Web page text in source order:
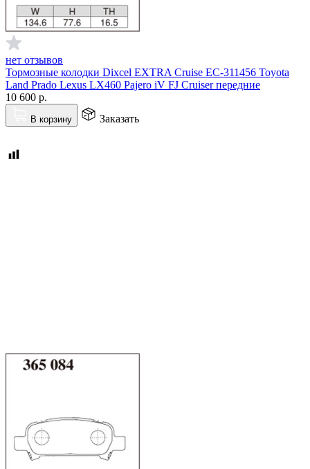
нет отзывов
Тормозные колодки Dixcel EXTRA Cruise EC-311456 Toyota
Land Prado Lexus LX460 Pajero iV FJ Cruiser передние
10 600 р.
В корзину Заказать